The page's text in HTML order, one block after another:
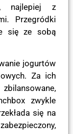
najlepiej z
Przegródki
się ze sobą
jogurtów
Za ich
zwykle
się na